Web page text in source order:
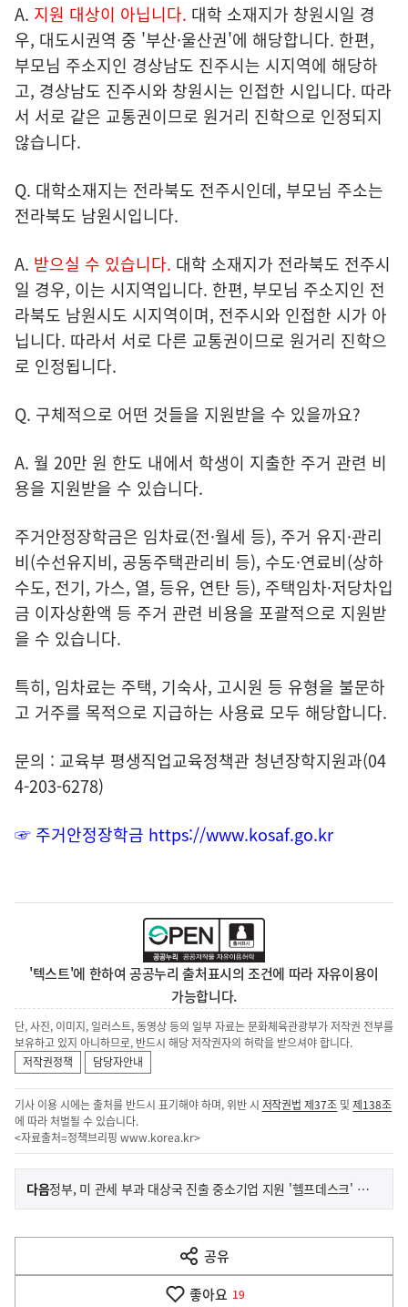
A. 지원 대상이 아닙니다. 대학 소재지가 창원시일 경
우, 대도시권역 중 '부산·울산권'에 해당합니다. 한편,
부모님 주소지인 경상남도 진주시는 시지역에 해당하
고, 경상남도 진주시와 창원시는 인접한 시입니다. 따라
서 서로 같은 교통권이므로 원거리 진학으로 인정되지
않습니다.
Q. 대학소재지는 전라북도 전주시인데, 부모님 주소는
전라북도 남원시입니다.
A. 받으실 수 있습니다. 대학 소재지가 전라북도 전주시
일 경우, 이는 시지역입니다. 한편, 부모님 주소지인 전
라북도 남원시도 시지역이며, 전주시와 인접한 시가 아
닙니다. 따라서 서로 다른 교통권이므로 원거리 진학으
로 인정됩니다.
Q. 구체적으로 어떤 것들을 지원받을 수 있을까요?
A. 월 20만 원 한도 내에서 학생이 지출한 주거 관련 비
용을 지원받을 수 있습니다.
주거안정장학금은 임차료(전·월세 등), 주거 유지·관리
비(수선유지비, 공동주택관리비 등), 수도·연료비(상하
수도, 전기, 가스, 열, 등유, 연탄 등), 주택임차·저당차입
금 이자상환액 등 주거 관련 비용을 포괄적으로 지원받
을 수 있습니다.
특히, 임차료는 주택, 기숙사, 고시원 등 유형을 불문하
고 거주를 목적으로 지급하는 사용료 모두 해당합니다.
문의 : 교육부 평생직업교육정책관 청년장학지원과(04
4-203-6278)
☞ 주거안정장학금 https://www.kosaf.go.kr
'텍스트'에 한하여 공공누리 출처표시의 조건에 따라 자유이용이
가능합니다.
단, 사진, 이미지, 일러스트, 동영상 등의 일부 자료는 문화체육관광부가 저작권 전부를
보유하고 있지 아니하므로, 반드시 해당 저작권자의 허락을 받으셔야 합니다.
저작권정책
담당자안내
기사 이용 시에는 출처를 반드시 표기해야 하며, 위반 시 저작권법 제37조 및제138조
에 따라 처벌될 수 있습니다.
<자료출처=정책브리핑 www.korea.kr>
이
전
다
음
다음기
정부, 미 관세 부과 대상국 진출 중소기업 지원 '헬프데스크' 운영
공유
열
기
좋아요 19